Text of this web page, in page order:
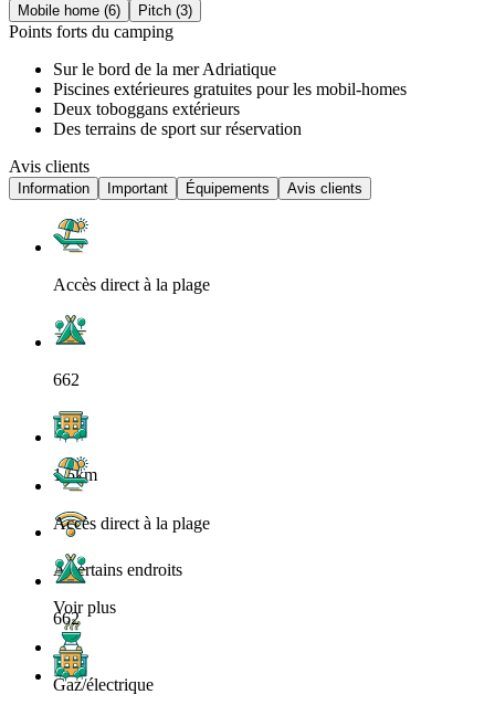
Mobile home (6) Pitch (3)
Points forts du camping
Sur le bord de la mer Adriatique
Piscines extérieures gratuites pour les mobil-homes
Deux toboggans extérieurs
Des terrains de sport sur réservation
Avis clients
Information Important Équipements Avis clients
Accès direct à la plage
662
1.5km
A certains endroits
Voir plus
Gaz/électrique
Accès direct à la plage
662